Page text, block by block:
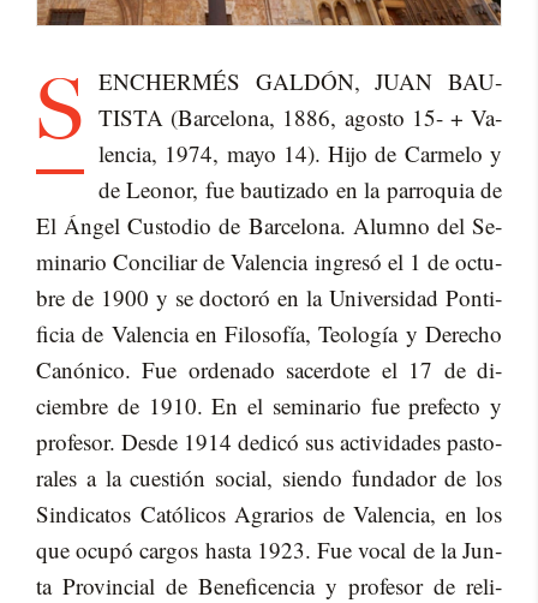
S EN­CHERMÉS GALDÓN, JUAN BAU­
TIS­TA (Bar­ce­lo­na, 1886, agos­to 15- + Va­
len­cia, 1974, mayo 14). Hijo de Car­me­lo y
de Leo­nor, fue bau­ti­za­do en la pa­rro­quia de
El Ángel Cus­to­dio de Bar­ce­lo­na. Alumno del Se­
mi­na­rio Con­ci­liar de Va­len­cia in­gre­só el 1 de oc­tu­
bre de 1900 y se doc­to­ró en la Uni­ver­si­dad Pon­ti­
fi­cia de Va­len­cia en Fi­lo­so­fía, Teo­lo­gía y De­re­cho
Ca­nó­ni­co. Fue or­de­na­do sa­cer­do­te el 17 de di­
ciem­bre de 1910. En el se­mi­na­rio fue pre­fec­to y
pro­fe­sor. Des­de 1914 de­di­có sus ac­ti­vi­da­des pas­to­
ra­les a la cues­tión so­cial, sien­do fun­da­dor de los
Sin­di­ca­tos Ca­tó­li­cos Agra­rios de Va­len­cia, en los
que ocu­pó car­gos has­ta 1923. Fue vo­cal de la Jun­
ta Pro­vin­cial de Be­ne­fi­cen­cia y pro­fe­sor de re­li­